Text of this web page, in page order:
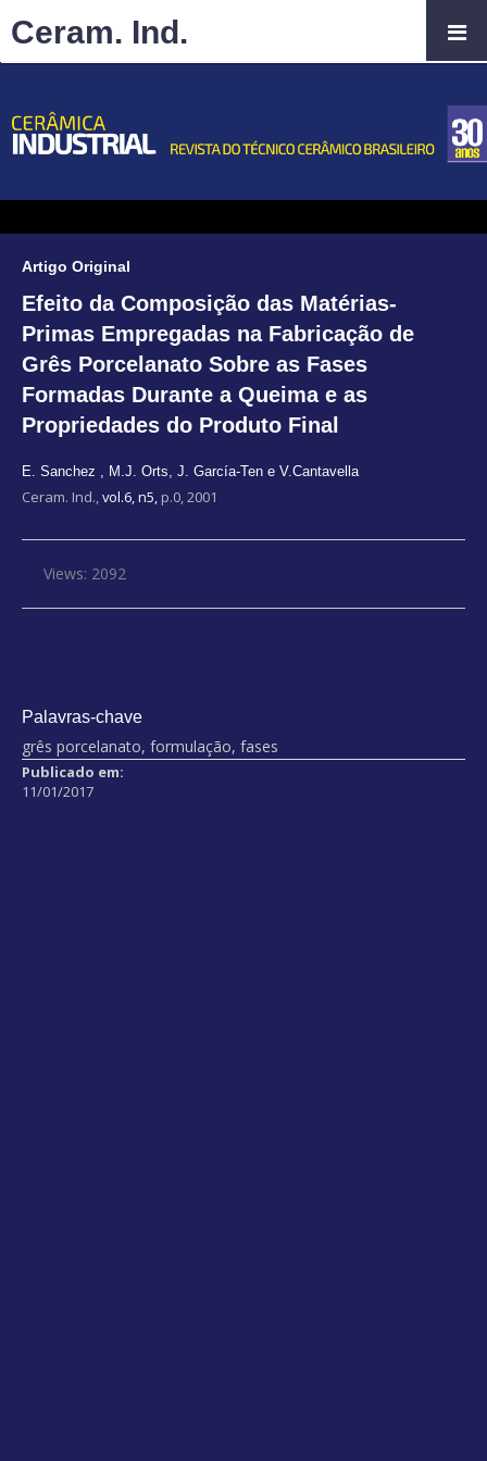
Artigo Original
Efeito da Composição das Matérias-
Primas Empregadas na Fabricação de
Grês Porcelanato Sobre as Fases
Formadas Durante a Queima e as
Propriedades do Produto Final
E. Sanchez , M.J. Orts, J. García-Ten e V.Cantavella
Ceram. Ind.,vol.6, n5, p.0, 2001
Views: 2092
Palavras-chave
grês porcelanato, formulação, fases
Publicado em:
11/01/2017
Ceram. Ind.